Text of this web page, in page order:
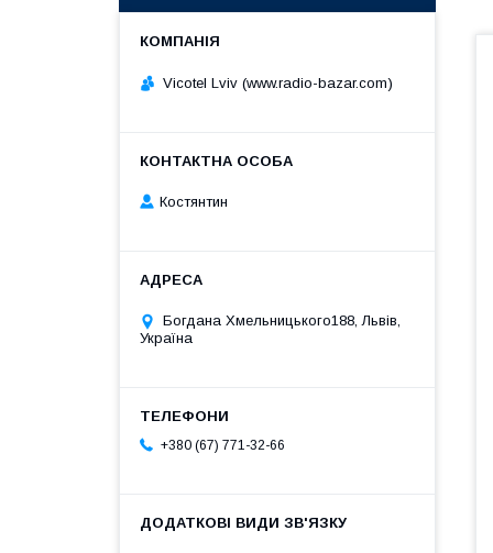
Vicotel Lviv (www.radio-bazar.com)
Костянтин
Богдана Хмельницького188, Львів,
Україна
+380 (67) 771-32-66